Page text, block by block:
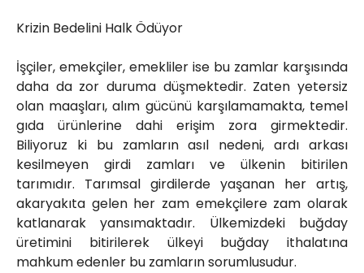
Krizin Bedelini Halk Ödüyor
İşçiler, emekçiler, emekliler ise bu zamlar karşısında
daha da zor duruma düşmektedir. Zaten yetersiz
olan maaşları, alım gücünü karşılamamakta, temel
gıda ürünlerine dahi erişim zora girmektedir.
Biliyoruz ki bu zamların asıl nedeni, ardı arkası
kesilmeyen girdi zamları ve ülkenin bitirilen
tarımıdır. Tarımsal girdilerde yaşanan her artış,
akaryakıta gelen her zam emekçilere zam olarak
katlanarak yansımaktadır. Ülkemizdeki buğday
üretimini bitirilerek ülkeyi buğday ithalatına
mahkum edenler bu zamların sorumlusudur.